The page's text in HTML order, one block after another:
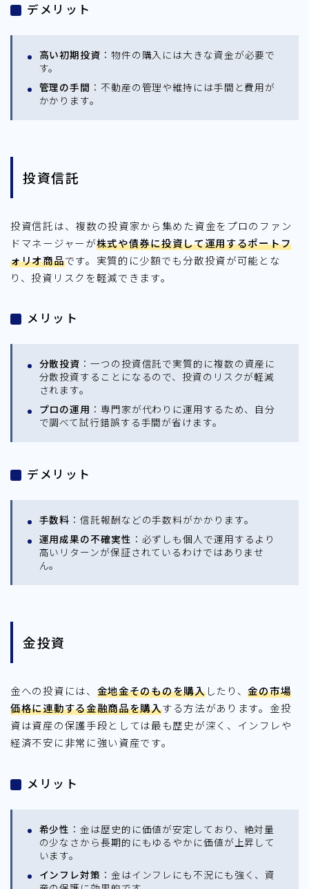
デメリット
高い初期投資 ：物件の購入には大きな資金が必要で
す。
管理の手間 ：不動産の管理や維持には手間と費用が
かかります。
投資信託
投資信託は、複数の投資家から集めた資金をプロのファン
ドマネージャーが株式や債券に投資して運用するポートフ
ォリオ商品です。実質的に少額でも分散投資が可能とな
り、投資リスクを軽減できます。
メリット
分散投資 ：一つの投資信託で実質的に複数の資産に
分散投資することになるので、投資のリスクが軽減
されます。
プロの運用 ：専門家が代わりに運用するため、自分
で調べて試行錯誤する手間が省けます。
デメリット
手数料 ：信託報酬などの手数料がかかります。
運用成果の不確実性 ：必ずしも個人で運用するより
高いリターンが保証されているわけではありませ
ん。
金投資
金への投資には、 金地金そのものを購入したり、金の市場
価格に連動する金融商品を購入する方法があります。金投
資は資産の保護手段としては最も歴史が深く、インフレや
経済不安に非常に強い資産です。
メリット
希少性 ：金は歴史的に価値が安定しており、絶対量
の少なさから長期的にもゆるやかに価値が上昇して
います。
インフレ対策 ：金はインフレにも不況にも強く、資